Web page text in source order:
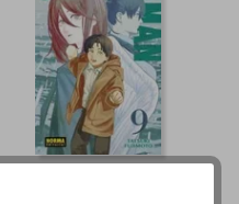
55%
dcto.